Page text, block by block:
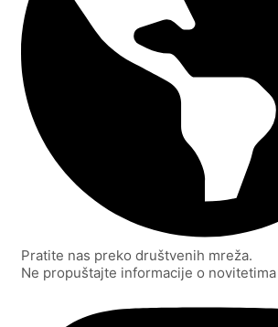
Pratite nas preko društvenih mreža.
Ne propuštajte informacije o novitetima